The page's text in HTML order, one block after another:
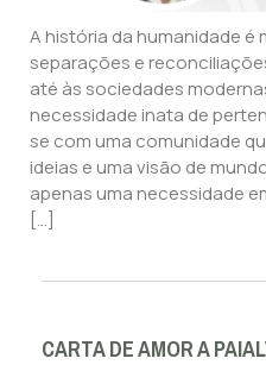
A história da humanidade
separações e
até às sociedades
necessidade inata de
se com uma comunidade
ideias e uma visão de
apenas uma necessidade
[…]
CARTA DE AMOR A